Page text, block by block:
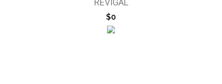
REVIGAL
$0